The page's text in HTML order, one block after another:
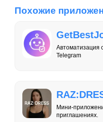
Похожие
Автоматизация
Telegram
Мини-
приглашениях.